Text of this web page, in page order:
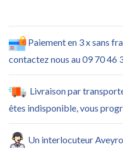
Paiement en 3 x sans
contactez nous au 09 70 46
Livraison par
êtes indisponible, vous
Un interlocuteur